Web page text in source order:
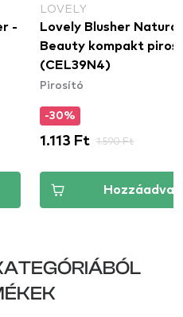
-
LOVELY
Lovely Blusher Natural
Beauty kompakt
(CEL39N4)
Pirosító
-30%
1.113 Ft 1.590 Ft
Hozzáadva